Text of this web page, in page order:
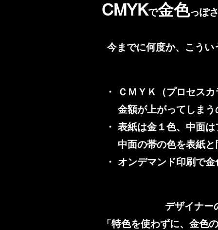
CMYKで金色っぽ
今までに何度か、こう
・ ＣＭＹＫ（プロセス
金額が上がってしまう
・ 表紙は金１色、中面
中面の帯の色を表紙と
・ オンデマンド印刷で
デザイナー
「特色を使わずに、金色